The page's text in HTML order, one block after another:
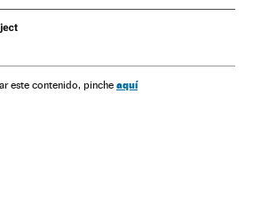
Fiscal
Brasil Política econômica
este contenido, pinche aquí